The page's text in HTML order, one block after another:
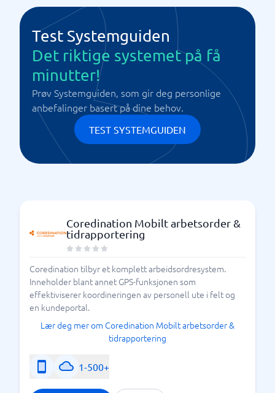
Test Systemguiden
Det riktige systemet på få
minutter!
Prøv Systemguiden, som gir deg personlige
anbefalinger basert på dine behov.
TEST SYSTEMGUIDEN
Coredination Mobilt arbetsorder &
tidrapportering
Coredination tilbyr et komplett arbeidsordresystem.
Inneholder blant annet GPS-funksjonen som
effektiviserer koordineringen av personell ute i felt og
en kundeportal.
Lær deg mer om Coredination Mobilt arbetsorder &
tidrapportering
1-500+